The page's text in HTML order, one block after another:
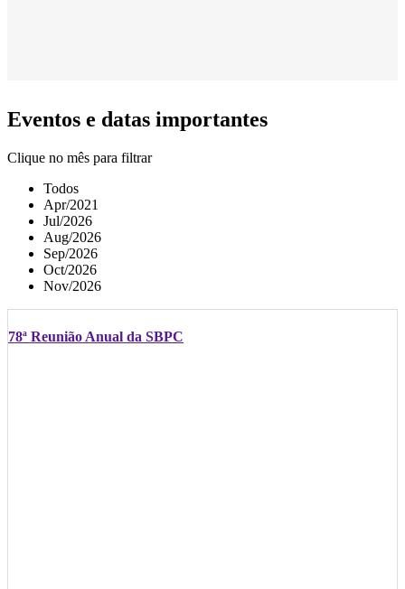
Eventos e datas importantes
Clique no mês para filtrar
Todos
Apr/2021
Jul/2026
Aug/2026
Sep/2026
Oct/2026
Nov/2026
78ª Reunião Anual da SBPC